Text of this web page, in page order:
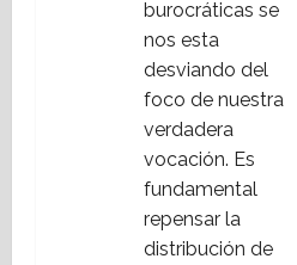
burocráticas se
nos esta
desviando del
foco de nuestra
verdadera
vocación. Es
fundamental
repensar la
distribución de